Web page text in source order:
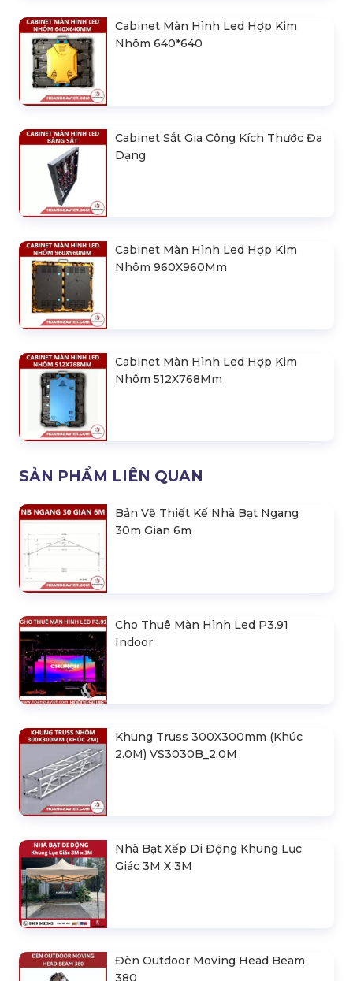
Cabinet Màn Hình Led Hợp Kim
Nhôm 640*640
Cabinet Sắt Gia Công Kích Thước Đa
Dạng
Cabinet Màn Hình Led Hợp Kim
Nhôm 960X960Mm
Cabinet Màn Hình Led Hợp Kim
Nhôm 512X768Mm
SẢN PHẨM LIÊN QUAN
Bản Vẽ Thiết Kế Nhà Bạt Ngang
30m Gian 6m
Cho Thuê Màn Hình Led P3.91
Indoor
Khung Truss 300X300mm (Khúc
2.0M) VS3030B_2.0M
Nhà Bạt Xếp Di Động Khung Lục
Giác 3M X 3M
Đèn Outdoor Moving Head Beam
380